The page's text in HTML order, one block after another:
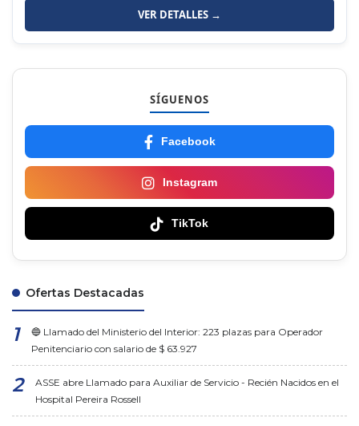
VER DETALLES →
SÍGUENOS
Facebook
Instagram
TikTok
Ofertas Destacadas
🔵 Llamado del Ministerio del Interior: 223 plazas para Operador
Penitenciario con salario de $ 63.927
ASSE abre Llamado para Auxiliar de Servicio - Recién Nacidos en el
Hospital Pereira Rossell